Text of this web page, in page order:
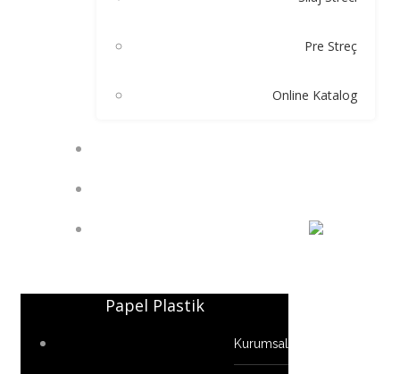
Pre Streç
Online Katalog
Papel Plastik
Kurumsal